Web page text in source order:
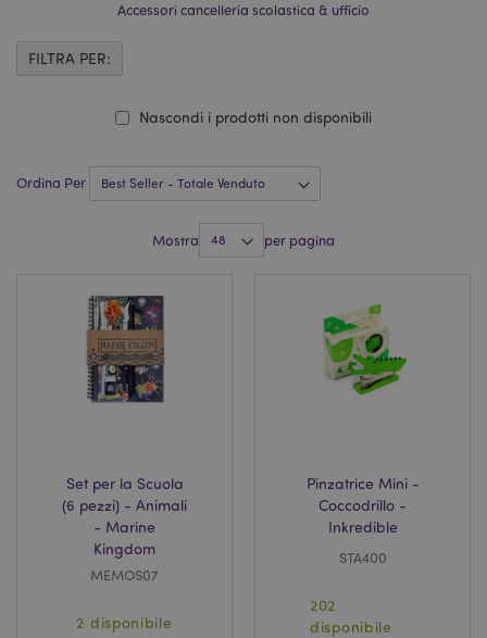
Accessori cancelleria scolastica & ufficio
Ordina Per
Mostra per pagina
Set per la Scuola
(6 pezzi) - Animali
- Marine
Kingdom
MEMOS07
2 disponibile
Pinzatrice Mini -
Coccodrillo -
Inkredible
STA400
202
disponibile
Nascondi i prodotti non disponibili
FILTRA PER: